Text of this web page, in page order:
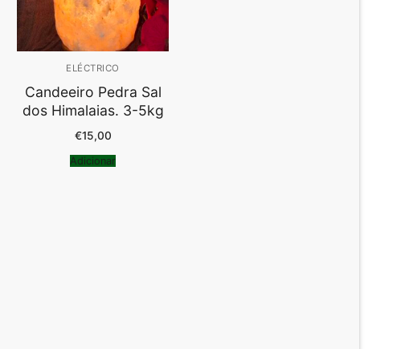
ELÉCTRICO
Candeeiro Pedra Sal
dos Himalaias. 3-5kg
€15,00
Adicionar